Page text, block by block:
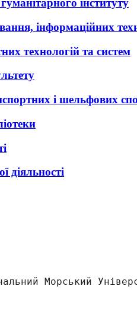
інституту
інформаційних
технологій та систем
і шельфових
діяльності
Морський